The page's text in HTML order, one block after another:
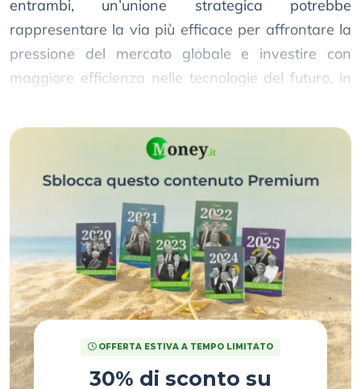
entrambi, un’unione strategica potrebbe
rappresentare la via più efficace per affrontare la
pressione del mercato globale e investire con
maggiore efficienza nelle tecnologie del futuro, in
OFFERTA ESTIVA A TEMPO LIMITATO
30% di sconto su